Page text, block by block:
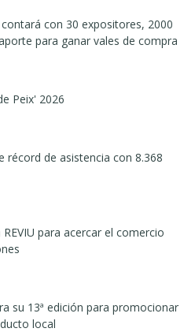
con 30 expositores, 2000
para ganar vales de compra
Peix' 2026
récord de asistencia con 8.368
para acercar el comercio
su 13ª edición para promocionar
local